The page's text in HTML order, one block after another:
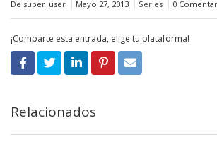
De super_user Mayo 27, 2013 Series 0
¡Comparte esta entrada, elige tu plataforma!
Relacionados